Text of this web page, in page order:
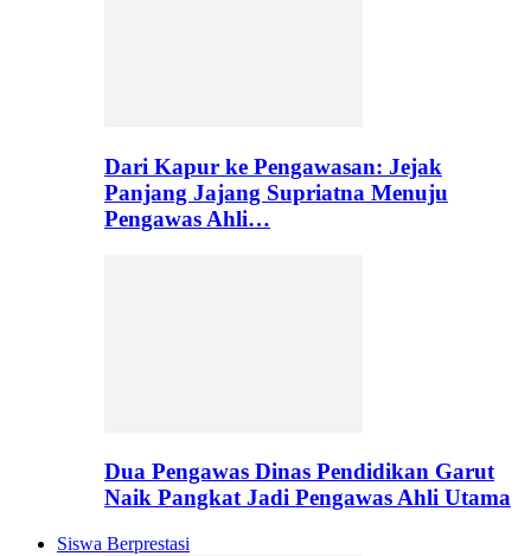
Dari Kapur ke Pengawasan: Jejak
Panjang Jajang Supriatna Menuju
Pengawas Ahli…
Dua Pengawas Dinas Pendidikan Garut
Naik Pangkat Jadi Pengawas Ahli Utama
Siswa Berprestasi